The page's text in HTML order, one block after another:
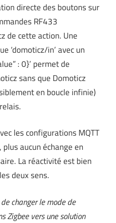
directe des boutons sur
RF433
de cette action. Une
‘domoticz/in’ avec un
: 0}’ permet de
sans que Domoticz
en boucle infinie)
les configurations MQTT
aucun échange en
La réactivité est bien
deux sens.
changer le mode de
Zigbee vers une solution